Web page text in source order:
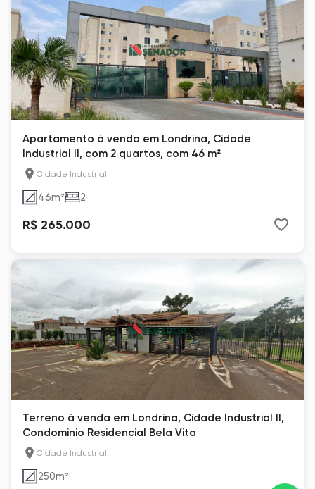
Apartamento à venda em Londrina, Cidade
Industrial II, com 2 quartos, com 46 m²
Cidade Industrial II
46m² 2
R$ 265.000
Terreno à venda em Londrina, Cidade Industrial II,
Condominio Residencial Bela Vita
Cidade Industrial II
250m²